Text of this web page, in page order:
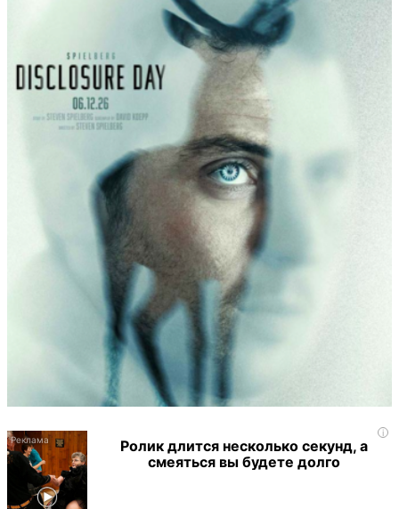
i
Ролик длится несколько секунд, а
смеяться вы будете долго